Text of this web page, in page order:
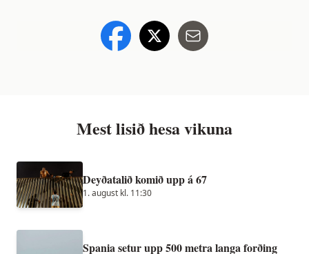
Mest lisið hesa vikuna
Deyðatalið komið upp á 67
1. august kl. 11:30
Spania setur upp 500 metra langa forðing